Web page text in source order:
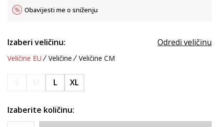
Obavijesti me o sniženju
Izaberi veličinu: Odredi veličinu
Veličine EU Veličine Veličine CM
L XL
Izaberite količinu: